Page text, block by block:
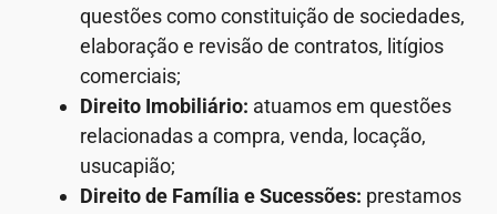
questões como constituição de sociedades,
elaboração e revisão de contratos, litígios
comerciais;
Direito Imobiliário: atuamos em questões
relacionadas a compra, venda, locação,
usucapião;
Direito de Família e Sucessões: prestamos